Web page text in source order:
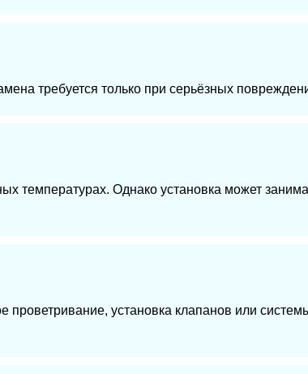
требуется только при серьёзных
температурах. Однако установка может
проветривание, установка клапанов или